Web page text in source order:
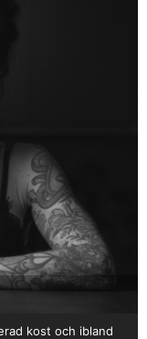
kost och ibland